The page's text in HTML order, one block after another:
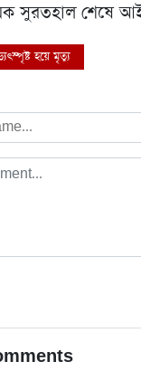
সুরতহাল শে‌ষে
হয়ে মৃত্যু